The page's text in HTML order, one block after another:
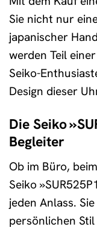
Sie nicht nur
japanischer
werden Teil
Seiko-
Design dieser
Die Seiko
Begleiter
Ob im Büro,
Seiko
jeden Anlass.
persönlichen